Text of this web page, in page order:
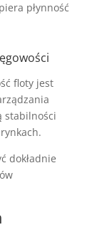
płynność
floty jest
stabilności
dokładnie